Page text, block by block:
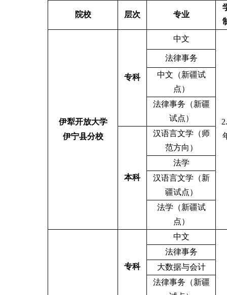
院校 层次 专业
伊犁开放大学
伊宁县分校
专科
中文
法律事务
中文（新疆试
点）
法律事务（新疆
试点）
本科
汉语言文学（师
范方向）
法学
汉语言文学（新
疆试点）
法学（新疆试
点）
专科
中文
法律事务
大数据与会计
法律事务（新疆